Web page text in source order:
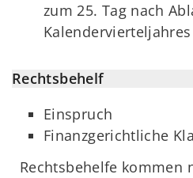
zum 25. Tag nach
Kalendervierteljahres
Rechtsbehelf
Einspruch
Finanzgerichtliche
Rechtsbehelfe kommen